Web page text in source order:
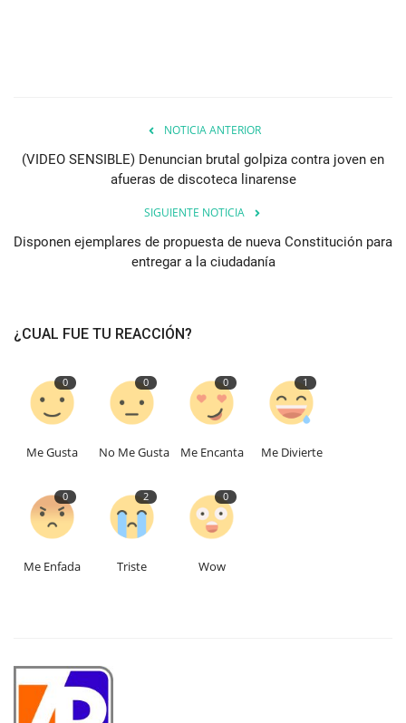
NOTICIA ANTERIOR
(VIDEO SENSIBLE) Denuncian brutal golpiza contra joven en
afueras de discoteca linarense
SIGUIENTE NOTICIA
Disponen ejemplares de propuesta de nueva Constitución para
entregar a la ciudadanía
¿CUAL FUE TU REACCIÓN?
0
Me Gusta
0
No Me Gusta
0
Me Encanta
1
Me Divierte
0
Me Enfada
2
Triste
0
Wow